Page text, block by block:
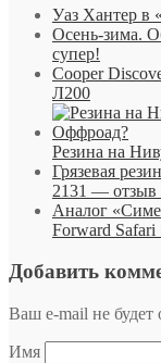
Уаз Хантер в
Осень-зима.
супер!
Cooper
Л200
Резина на
Грязевая
2131 — отзыв
Аналог
Forward Safari
Добавить
Ваш e-mail не будет
Имя